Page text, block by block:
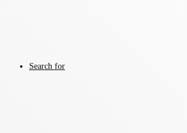
Search for